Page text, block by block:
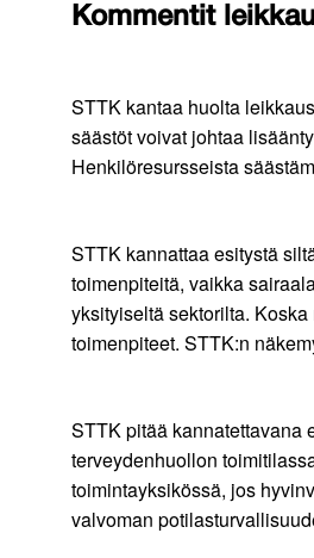
Kommentit
STTK kantaa huolta
säästöt voivat johtaa
Henkilöresursseista
STTK kannattaa esitystä
toimenpiteitä, vaikka
yksityiseltä sektorilta.
toimenpiteet. STTK:n
STTK pitää kannatettavana
terveydenhuollon
toimintayksikössä, jos
valvoman